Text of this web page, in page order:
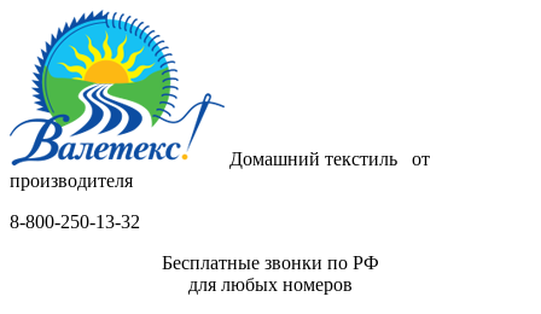
Домашний текстиль от
производителя
8-800-250-13-32
Бесплатные звонки по РФ
для любых номеров